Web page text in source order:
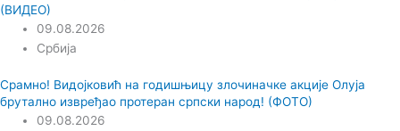
(ВИДЕО)
09.08.2026
Србија
Срамно! Видојковић на годишњицу злочиначке акције Олуја
брутално извређао протеран српски народ! (ФОТО)
09.08.2026